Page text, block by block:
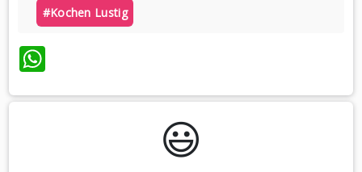
#kochen Lustig
WhatsApp
😃️